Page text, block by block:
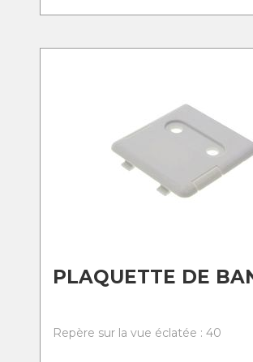
PLAQUETTE DE
Repère sur la vue éclatée : 40